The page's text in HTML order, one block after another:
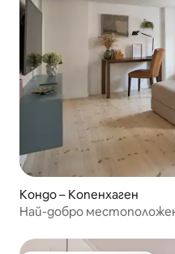
Кондо – Копенхаген
Най-добро